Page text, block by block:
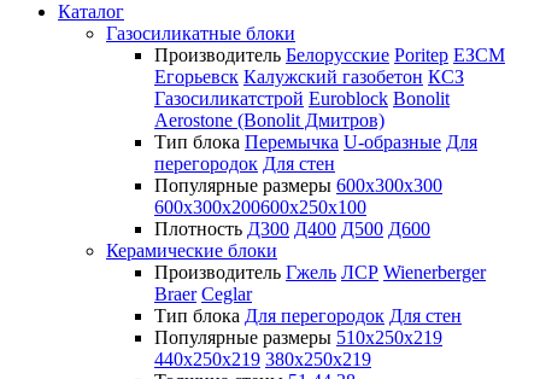
Каталог
Газосиликатные блоки
Производитель Белорусские Poritep ЕЗСМ
Егорьевск Калужский газобетон КСЗ
Газосиликатстрой Euroblock Bonolit
Aerostone (Bonolit Дмитров)
Тип блока Перемычка U-образные Для
перегородок Для стен
Популярные размеры 600х300х300
600х300х200600х250х100
Плотность Д300 Д400 Д500 Д600
Керамические блоки
Производитель Гжель ЛСР Wienerberger
Braer Ceglar
Тип блока Для перегородок Для стен
Популярные размеры 510х250х219
440х250х219 380х250х219